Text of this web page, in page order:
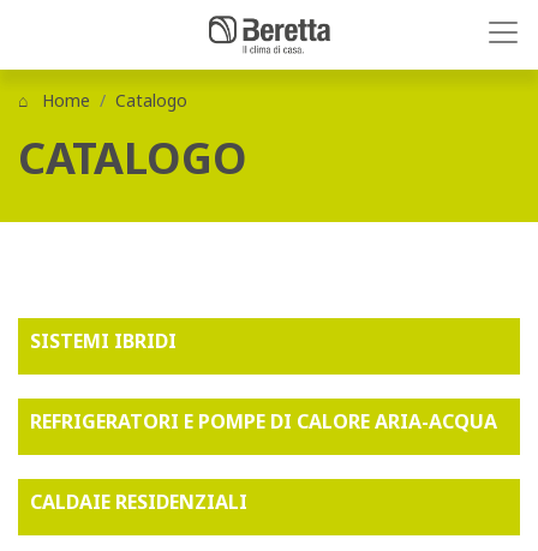
Home Catalogo
CATALOGO
SISTEMI IBRIDI
REFRIGERATORI E POMPE DI CALORE ARIA-ACQUA
CALDAIE RESIDENZIALI